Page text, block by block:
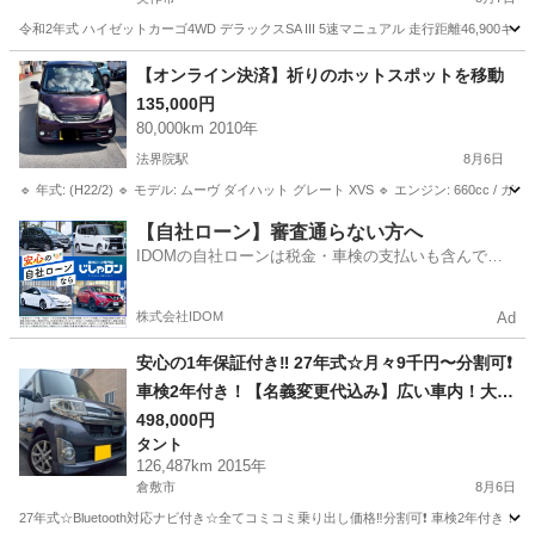
令和2年式 ハイゼットカーゴ4WD デラックスSA III 5速マニュアル 走行距離46,900キ
岡山 美作市 ハイゼット
【オンライン決済】祈りのホットスポットを移動
135,000円
80,000km 2010年
法界院駅 8月6日
🔹 年式: (H22/2) 🔹 モデル: ムーヴ ダイハット グレート XVS 🔹 エンジン: 660cc / ガ
岡山 岡山市 法界院駅 ダイハツ 令和
【自社ローン】審査通らない方へ
IDOMの自社ローンは税金・車検の支払いも含んでい
株式会社IDOM Ad
安心の1年保証付き‼️ 27年式☆月々9千円〜分割可❗️
車検2年付き！【名義変更代込み】広い車内！大人
気‼️ダイハツ タントカスタム☆Bluetooth対応ナビ
付き☆走行中DVD見れます♪ETC付き☆便利なバッ
クカメラ付き☆純正アルミ☆事故修復歴無し☆電
498,000円
タント
126,487km 2015年
倉敷市 8月6日
27年式☆Bluetooth対応ナビ付き☆全てコミコミ乗り出し価格‼️分割可❗️ 車検2年付き！